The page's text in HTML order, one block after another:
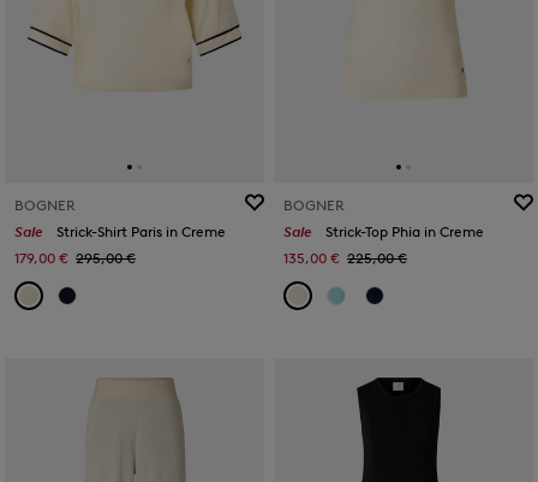
BOGNER
Sale
Strick-Shirt Paris in Creme
179,00 € 295,00 €
BOGNER
Sale
Strick-Top Phia in Creme
135,00 € 225,00 €